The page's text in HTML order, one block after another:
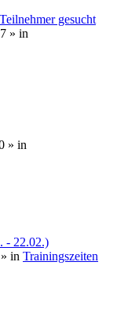
gesucht
» in
» in
- 22.02.)
in Trainingszeiten